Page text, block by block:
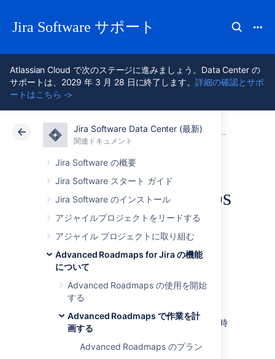
Jira Software サポート
Atlassian Cloud で次のステージに進みましょう。Data Center の
サポートは、2029 年 3 月 28 日に終了します。詳細の確認とサポ
ートはこちら ->
Jira Software Data Center (最新)
関連ドキュメント
Jira Software の概要
Jira Software スタート ガイド
Jira Software のインストール
アジャイルプロジェクトをリードする
アジャイル プロジェクトに取り組む
Advanced Roadmaps for Jira の機能
について
Advanced Roadmaps の使用を開始
する
Advanced Roadmaps で作業を計
画する
Advanced Roadmaps のプラン
アトラシアン サポート Jira Software 11.3
関連ドキュメント
クラウド Data Center 11.3
Advanced Roadmaps
タイムラインから
課題を一括編集す
る
Advanced Roadmaps では、[
バルク アクショ
] メニューを使用して、複数の課題の値を同時
に変更できます。